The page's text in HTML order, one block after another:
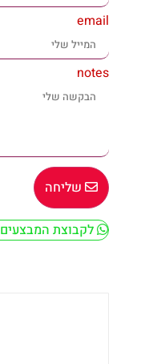
email
notes
שליחה
לקבוצת המבצעים